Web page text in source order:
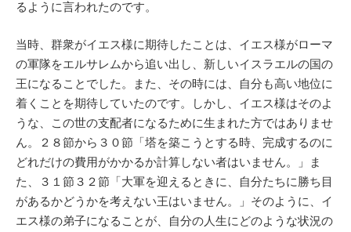
るように言われたのです。
当時、群衆がイエス様に期待したことは、イエス様がローマ
の軍隊をエルサレムから追い出し、新しいイスラエルの国の
王になることでした。また、その時には、自分も高い地位に
着くことを期待していたのです。しかし、イエス様はそのよ
うな、この世の支配者になるために生まれた方ではありませ
ん。２８節から３０節「塔を築こうとする時、完成するのに
どれだけの費用がかかるか計算しない者はいません。」ま
た、３１節３２節「大軍を迎えるときに、自分たちに勝ち目
があるかどうかを考えない王はいません。」そのように、イ
エス様の弟子になることが、自分の人生にどのような状況の